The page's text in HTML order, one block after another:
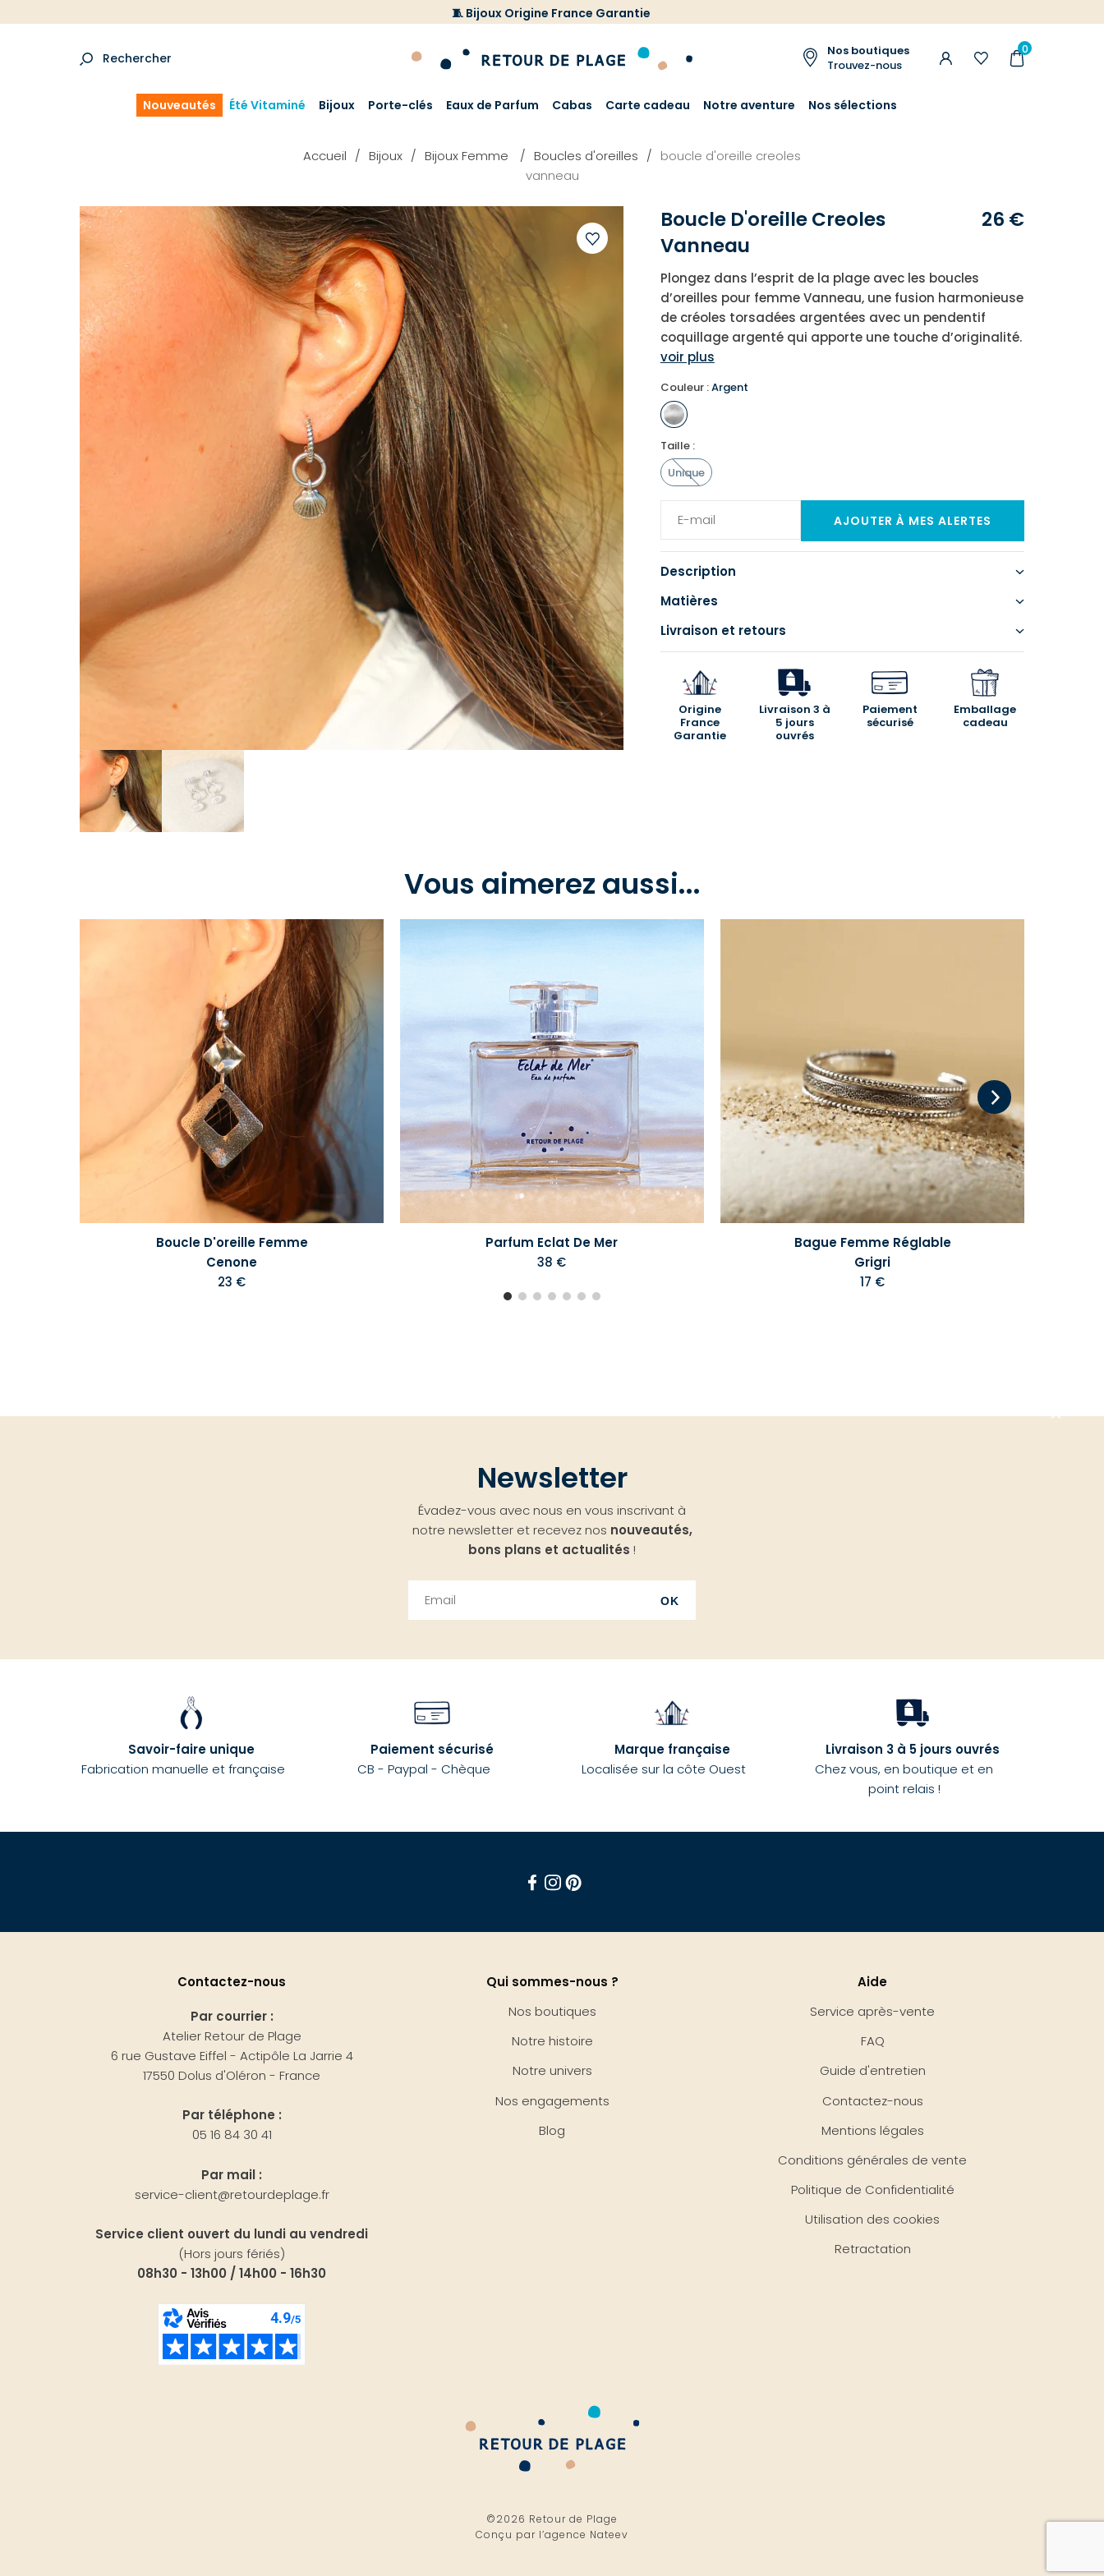
🧵 Bijoux Origine France Garantie
Rechercher
Nos boutiques
Trouvez-nous
0
Nouveautés Été Vitaminé Bijoux Porte-clés Eaux de Parfum Cabas Carte cadeau Notre aventure Nos sélections
Accueil Bijoux Bijoux Femme Boucles d'oreilles
boucle d'oreille creoles
vanneau
Boucle D'oreille Creoles
Vanneau
26 €
Plongez dans l’esprit de la plage avec les boucles
d’oreilles pour femme Vanneau, une fusion harmonieuse
de créoles torsadées argentées avec un pendentif
coquillage argenté qui apporte une touche d’originalité.
voir plus
Couleur :Argent
Taille :
Unique
Description
Matières
Livraison et retours
Origine
France
Garantie
Livraison 3 à
5 jours
ouvrés
Paiement
sécurisé
Emballage
cadeau
Vous aimerez aussi...
Boucle D'oreille Femme
Cenone
23 €
Parfum Eclat De Mer
38 €
Bague Femme Réglable
Grigri
17 €
Newsletter
Évadez-vous avec nous en vous inscrivant à
notre newsletter et recevez nos nouveautés,
bons plans et actualités !
OK
Savoir-faire unique
Fabrication manuelle et française
Paiement sécurisé
CB - Paypal - Chèque
Marque française
Localisée sur la côte Ouest
Livraison 3 à 5 jours ouvrés
Chez vous, en boutique et en
point relais !
Contactez-nous
Par courrier :
Atelier Retour de Plage
6 rue Gustave Eiffel - Actipôle La Jarrie 4
17550 Dolus d'Oléron - France
Par téléphone :
05 16 84 30 41
Par mail :
service-client@retourdeplage.fr
Service client ouvert du lundi au vendredi
(Hors jours fériés)
08h30 - 13h00 / 14h00 - 16h30
Qui sommes-nous ?
Nos boutiques
Notre histoire
Notre univers
Nos engagements
Blog
Aide
Service après-vente
FAQ
Guide d'entretien
Contactez-nous
Mentions légales
Conditions générales de vente
Politique de Confidentialité
Utilisation des cookies
Retractation
©2026 Retour de Plage
Conçu par l’agence Nateev